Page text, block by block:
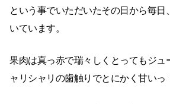
という事でいただいたその日から毎日
いています。
果肉は真っ赤で瑞々しくとってもジュ
ャリシャリの歯触りでとにかく甘いっ